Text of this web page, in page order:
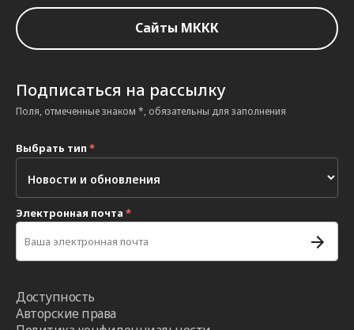
Сайты МККК
Подписаться на рассылку
Поля, отмеченные знаком *, обязательны для заполнения
Выбрать тип *
Электронная почта *
Доступность
Авторские права